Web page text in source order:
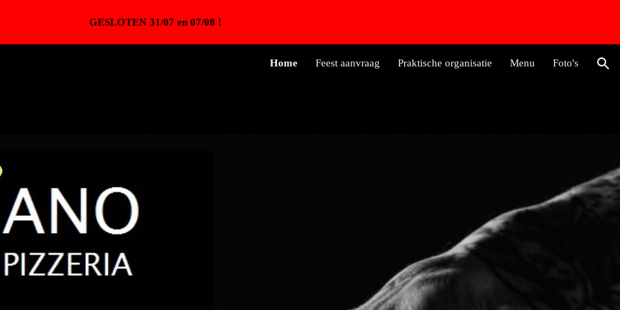
GESLOTEN 31/07 en 07/08 !
Home Feest aanvraag Praktische organisatie Menu Foto's